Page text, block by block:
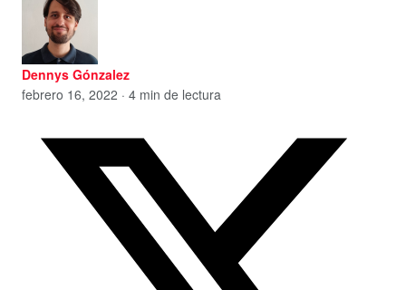
Dennys Gónzalez
febrero 16, 2022 · 4 min de lectura